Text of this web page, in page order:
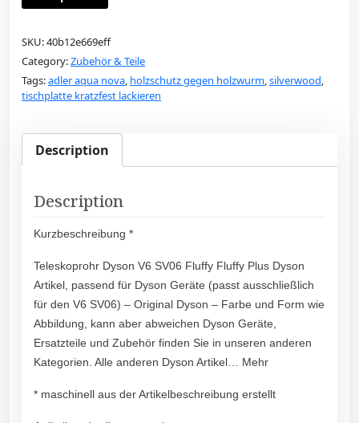
SKU:40b12e669eff
Category:Zubehör & Teile
Tags:adler aqua nova, holzschutz gegen holzwurm,silverwood,
tischplatte kratzfest lackieren
Description
Description
Kurzbeschreibung *
Teleskoprohr Dyson V6 SV06 Fluffy Fluffy Plus Dyson
Artikel, passend für Dyson Geräte (passt ausschließlich
für den V6 SV06) – Original Dyson – Farbe und Form wie
Abbildung, kann aber abweichen Dyson Geräte,
Ersatzteile und Zubehör finden Sie in unseren anderen
Kategorien. Alle anderen Dyson Artikel… Mehr
* maschinell aus der Artikelbeschreibung erstellt